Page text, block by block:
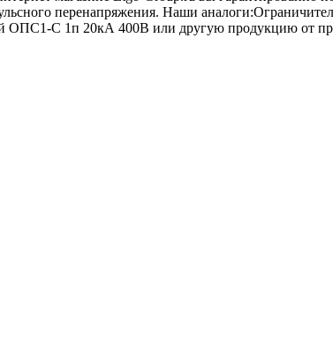
перенапряжения. Наши
C 1п 20кА 400В или другую продукцию от